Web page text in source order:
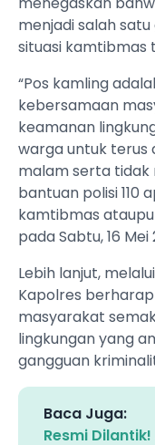
menjadi salah
situasi kamtibmas
“Pos kamling
kebersamaan
keamanan
warga untuk terus
malam serta
bantuan polisi 110
kamtibmas
pada Sabtu, 16 Mei
Lebih lanjut,
Kapolres
masyarakat
lingkungan yang
gangguan
Baca Juga:
Resmi